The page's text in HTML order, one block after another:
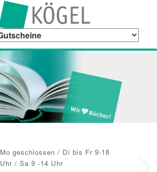
Mo geschlossen / Di bis Fr 9-18
Uhr / Sa 9 -14 Uhr